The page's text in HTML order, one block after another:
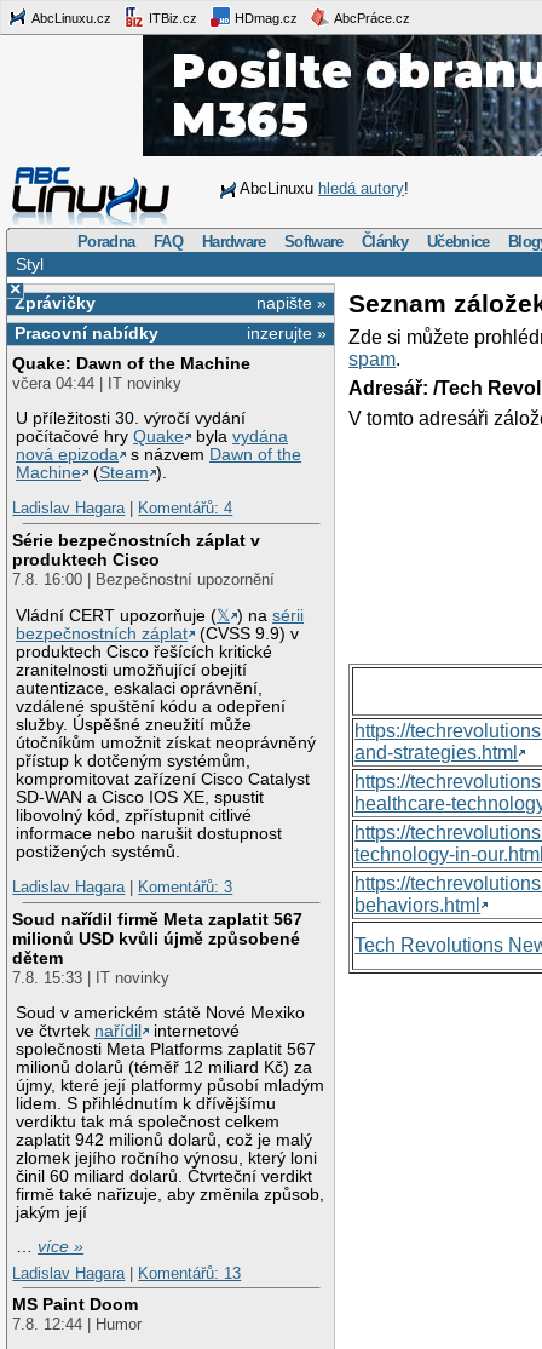
AbcLinuxu.cz ITBiz.cz HDmag.cz AbcPráce.cz
AbcLinuxu hledá autory!
Poradna FAQ Hardware Software Články Učebnice
Styl
×
napište »
Zprávičky
inzerujte »
Pracovní nabídky
Quake: Dawn of the Machine
včera 04:44 | IT novinky
U příležitosti 30. výročí vydání
počítačové hryQuake bylavydána
nová epizoda
s názvem Dawn of the
Machine
(Steam ).
Ladislav Hagara| Komentářů: 4
Série bezpečnostních záplat v
produktech Cisco
7.8. 16:00 | Bezpečnostní upozornění
Vládní CERT upozorňuje (𝕏 ) nasérii
bezpečnostních záplat
(CVSS 9.9) v
produktech Cisco řešících kritické
zranitelnosti umožňující obejití
autentizace, eskalaci oprávnění,
vzdálené spuštění kódu a odepření
služby. Úspěšné zneužití může
útočníkům umožnit získat neoprávněný
přístup k dotčeným systémům,
kompromitovat zařízení Cisco Catalyst
SD-WAN a Cisco IOS XE, spustit
libovolný kód, zpřístupnit citlivé
informace nebo narušit dostupnost
postižených systémů.
Ladislav Hagara| Komentářů: 3
Soud nařídil firmě Meta zaplatit 567
milionů USD kvůli újmě způsobené
dětem
7.8. 15:33 | IT novinky
Soud v americkém státě Nové Mexiko
ve čtvrtek nařídil
internetové
společnosti Meta Platforms zaplatit 567
milionů dolarů (téměř 12 miliard Kč) za
újmy, které její platformy působí mladým
lidem. S přihlédnutím k dřívějšímu
verdiktu tak má společnost celkem
zaplatit 942 milionů dolarů, což je malý
zlomek jejího ročního výnosu, který loni
činil 60 miliard dolarů. Čtvrteční verdikt
firmě také nařizuje, aby změnila způsob,
jakým její
…více »
Ladislav Hagara
Komentářů: 13
MS Paint Doom
7.8. 12:44 | Humor
Seznam
Zde si můžete
spam.
Adresář: /Tech
V tomto adresáři
https://
and-strategies.html
https://
healthcare-
https://
technology-in-
https://
behaviors.html
Tech Revolutions